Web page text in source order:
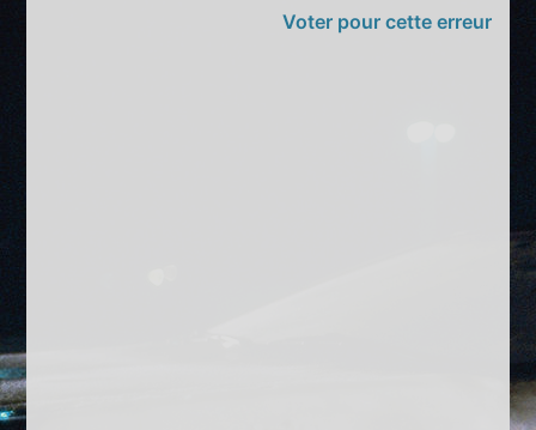
Voter pour cette erreur